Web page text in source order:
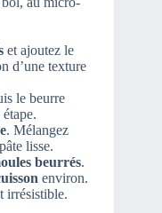
et ajoutez le
d’une texture
le beurre
. Mélangez
lisse.
beurrés.
environ.
irrésistible.